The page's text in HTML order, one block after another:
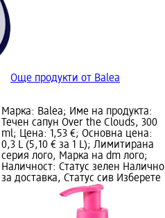
Още продукти от Balea
Марка: Balea; Име на продукта:
Течен сапун Over the Clouds, 300
ml; Цена: 1,53 €; Основна цена:
0,3 L (5,10 € за 1 L); Лимитирана
серия лого, Марка на dm лого;
Наличност: Статус зелен Налично
за доставка, Статус сив Изберете